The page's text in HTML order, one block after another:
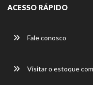
ACESSO RÁPIDO
Fale conosco
Visitar o estoque